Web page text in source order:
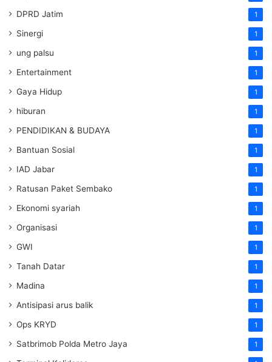
DPRD Jatim 1
Sinergi 1
ung palsu 1
Entertainment 1
Gaya Hidup 1
hiburan 1
PENDIDIKAN & BUDAYA 1
Bantuan Sosial 1
IAD Jabar 1
Ratusan Paket Sembako 1
Ekonomi syariah 1
Organisasi 1
GWI 1
Tanah Datar 1
Madina 1
Antisipasi arus balik 1
Ops KRYD 1
Satbrimob Polda Metro Jaya 1